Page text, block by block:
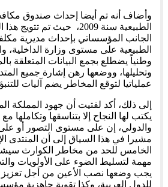
وأضاف أنه تم أيضا إحداث صندوق
الطبيعية سنة 2009، حيث تم
الجانب المؤسساتي بإحداث مديرية
الطبيعية على مستوى وزارة
وطنياً يضطلع بجمع البيانات المتعلقة
وتحليلها، ووضعها رهن إشارة جميع
عملياتيا لتوقع المخاطر يضم آليات للتنبؤ
إلى ذلك، أكد لفتيت أن جهود المملكة
يكتب لها النجاح إلا بتناسقها وتكاملها
والدولي، إن على مستوى التصور أو
مشيرا في هذا السياق إلى أن المنتدى
الخامس للحد من مخاطر الكوارث
مهمة لتسليط الضوء على الأولويات
يجب وضعها نصب الأعين من أجل تعزيز
للدول العربية، وكذا تقوية جاهزية